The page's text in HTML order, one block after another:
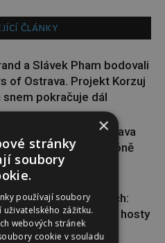
ČLÁNKY
a Slávek Pham bodovali
of Ostrava. Projekt Korzuj
snem pokračuje dál
si na Colours of Ostrava
zážitků v IQOS zóně
talk show ve Varech:
přivítal známé hosty
×
stránky
soubory
používají soubory
uživatelského zážitku.
webových stránek
cookie v souladu